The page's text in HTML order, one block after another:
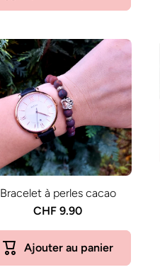
Bracelet à perles cacao
CHF 9.90
Ajouter au panier